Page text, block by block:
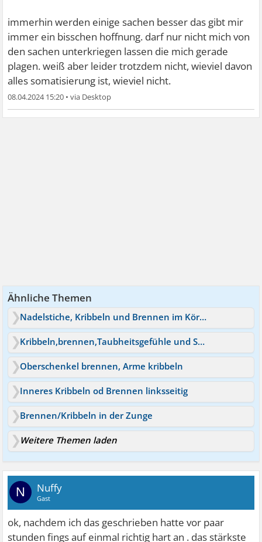
immerhin werden einige sachen besser das gibt mir
immer ein bisschen hoffnung. darf nur nicht mich von
den sachen unterkriegen lassen die mich gerade
plagen. weiß aber leider trotzdem nicht, wieviel davon
alles somatisierung ist, wieviel nicht.
08.04.2024 15:20 •
Ähnliche Themen
Nadelstiche, Kribbeln und Brennen im Körper
Kribbeln,brennen,Taubheitsgefühle und Stromschläge gefühl
Oberschenkel brennen, Arme kribbeln
Inneres Kribbeln od Brennen linksseitig
Brennen/Kribbeln in der Zunge
Weitere Themen laden
N Nuffy
Gast
ok, nachdem ich das geschrieben hatte vor paar
stunden fings auf einmal richtig hart an . das stärkste